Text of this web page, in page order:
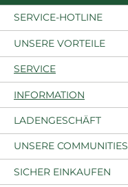
SERVICE-HOTLINE
UNSERE VORTEILE
SERVICE
INFORMATION
LADENGESCHÄFT
UNSERE COMMUNITIES
SICHER EINKAUFEN